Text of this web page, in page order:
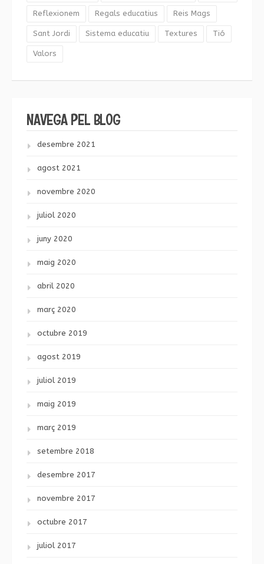
Reflexionem Regals educatius Reis Mags
Sant Jordi Sistema educatiu Textures Tió
Valors
NAVEGA PEL BLOG
desembre 2021
agost 2021
novembre 2020
juliol 2020
juny 2020
maig 2020
abril 2020
març 2020
octubre 2019
agost 2019
juliol 2019
maig 2019
març 2019
setembre 2018
desembre 2017
novembre 2017
octubre 2017
juliol 2017